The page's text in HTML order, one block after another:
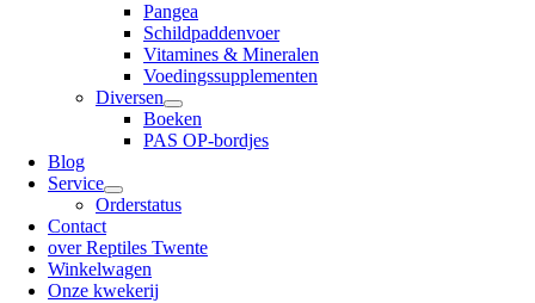
Pangea
Schildpaddenvoer
Vitamines & Mineralen
Voedingssupplementen
Diversen
Boeken
PAS OP-bordjes
Blog
Service
Orderstatus
Contact
over Reptiles Twente
Winkelwagen
Onze kwekerij